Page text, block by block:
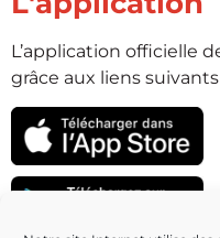
L’application officielle
grâce aux liens suivants